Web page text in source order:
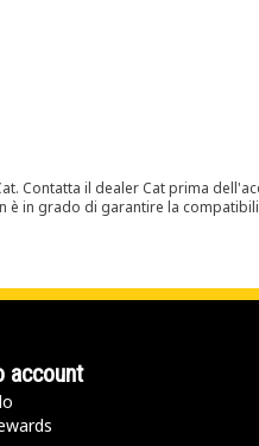
Contatta il dealer Cat prima
è in grado di garantire la
account